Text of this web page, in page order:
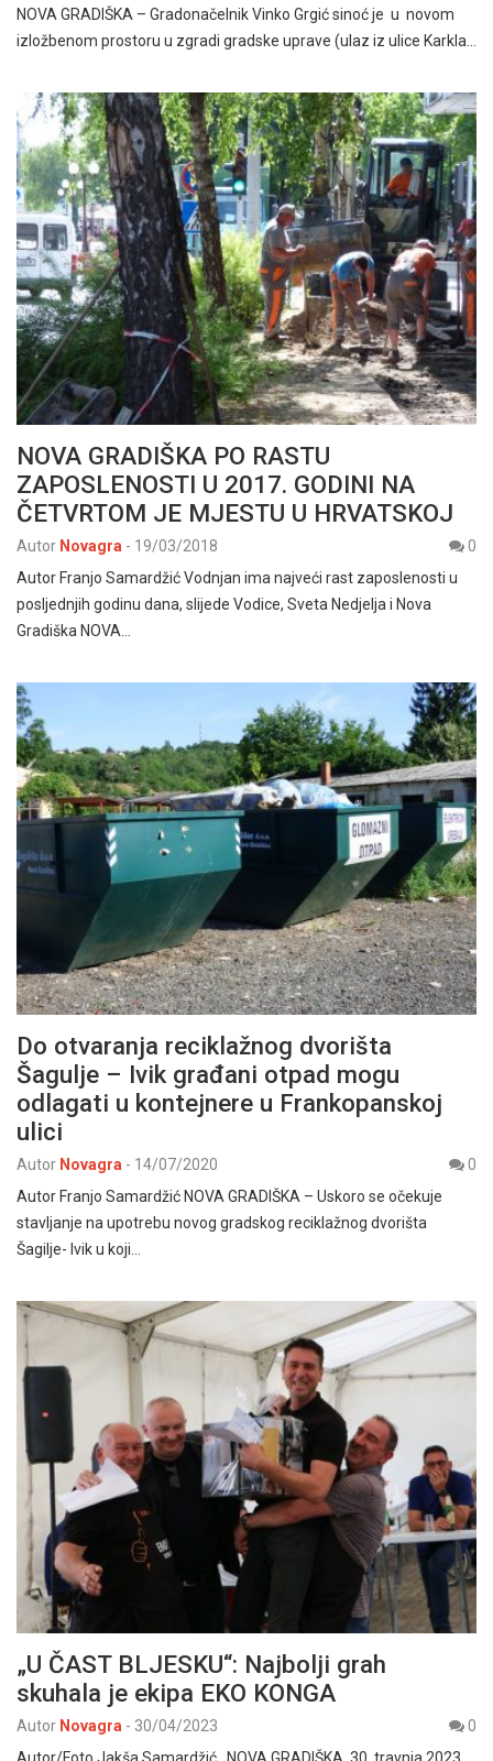
NOVA GRADIŠKA – Gradonačelnik Vinko Grgić sinoć je u novom
izložbenom prostoru u zgradi gradske uprave (ulaz iz ulice Karkla…
NOVA GRADIŠKA PO RASTU
ZAPOSLENOSTI U 2017. GODINI NA
ČETVRTOM JE MJESTU U HRVATSKOJ
Autor Novagra - 19/03/2018
0
Autor Franjo Samardžić Vodnjan ima najveći rast zaposlenosti u
posljednjih godinu dana, slijede Vodice, Sveta Nedjelja i Nova
Gradiška NOVA…
Do otvaranja reciklažnog dvorišta
Šagulje – Ivik građani otpad mogu
odlagati u kontejnere u Frankopanskoj
ulici
Autor Novagra - 14/07/2020
0
Autor Franjo Samardžić NOVA GRADIŠKA – Uskoro se očekuje
stavljanje na upotrebu novog gradskog reciklažnog dvorišta
Šagilje- Ivik u koji…
„U ČAST BLJESKU“: Najbolji grah
skuhala je ekipa EKO KONGA
Autor Novagra - 30/04/2023
0